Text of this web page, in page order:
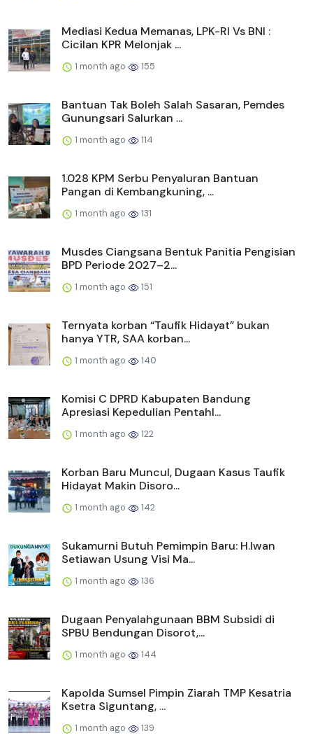
Mediasi Kedua Memanas, LPK-RI Vs BNI :
Cicilan KPR Melonjak ...
1 month ago 155
Bantuan Tak Boleh Salah Sasaran, Pemdes
Gunungsari Salurkan ...
1 month ago 114
1.028 KPM Serbu Penyaluran Bantuan
Pangan di Kembangkuning, ...
1 month ago 131
Musdes Ciangsana Bentuk Panitia Pengisian
BPD Periode 2027–2...
1 month ago 151
Ternyata korban “Taufik Hidayat” bukan
hanya YTR, SAA korban...
1 month ago 140
Komisi C DPRD Kabupaten Bandung
Apresiasi Kepedulian Pentahl...
1 month ago 122
Korban Baru Muncul, Dugaan Kasus Taufik
Hidayat Makin Disoro...
1 month ago 142
Sukamurni Butuh Pemimpin Baru: H.Iwan
Setiawan Usung Visi Ma...
1 month ago 136
Dugaan Penyalahgunaan BBM Subsidi di
SPBU Bendungan Disorot,...
1 month ago 144
Kapolda Sumsel Pimpin Ziarah TMP Kesatria
Ksetra Siguntang, ...
1 month ago 139